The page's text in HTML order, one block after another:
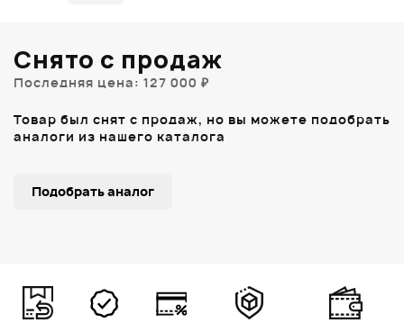
Снято с продаж
Последняя цена: 127 000 ₽
Товар был снят с продаж, но вы можете подобрать
аналоги из нашего каталога
Подобрать аналог